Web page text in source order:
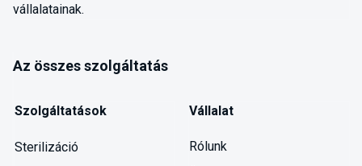
vállalatainak.
Az összes szolgáltatás
Szolgáltatások
Sterilizáció
Vállalat
Rólunk